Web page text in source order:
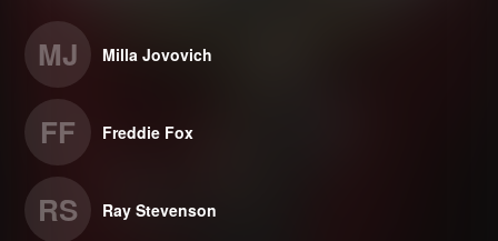
MJ Milla Jovovich
FF Freddie Fox
RS Ray Stevenson